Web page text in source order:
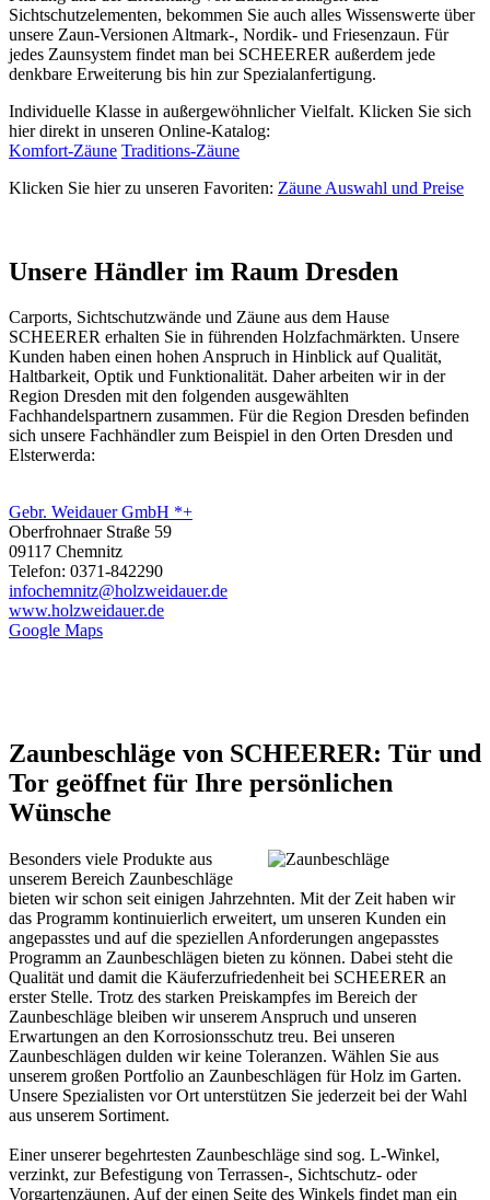
Sichtschutzelementen, bekommen Sie auch alles Wissenswerte über
unsere Zaun-Versionen Altmark-, Nordik- und Friesenzaun. Für
jedes Zaunsystem findet man bei SCHEERER außerdem jede
denkbare Erweiterung bis hin zur Spezialanfertigung.
Individuelle Klasse in außergewöhnlicher Vielfalt. Klicken Sie sich
hier direkt in unseren Online-Katalog:
Komfort-Zäune Traditions-Zäune
Klicken Sie hier zu unseren Favoriten: Zäune Auswahl und Preise
Unsere Händler im Raum Dresden
Carports, Sichtschutzwände und Zäune aus dem Hause
SCHEERER erhalten Sie in führenden Holzfachmärkten. Unsere
Kunden haben einen hohen Anspruch in Hinblick auf Qualität,
Haltbarkeit, Optik und Funktionalität. Daher arbeiten wir in der
Region Dresden mit den folgenden ausgewählten
Fachhandelspartnern zusammen. Für die Region Dresden befinden
sich unsere Fachhändler zum Beispiel in den Orten Dresden und
Elsterwerda:
Gebr. Weidauer GmbH *+
Oberfrohnaer Straße 59
09117 Chemnitz
Telefon: 0371-842290
infochemnitz@holzweidauer.de
www.holzweidauer.de
Google Maps
Zaunbeschläge von SCHEERER: Tür und
Tor geöffnet für Ihre persönlichen
Wünsche
Besonders viele Produkte aus
unserem Bereich Zaunbeschläge
bieten wir schon seit einigen Jahrzehnten. Mit der Zeit haben wir
das Programm kontinuierlich erweitert, um unseren Kunden ein
angepasstes und auf die speziellen Anforderungen angepasstes
Programm an Zaunbeschlägen bieten zu können. Dabei steht die
Qualität und damit die Käuferzufriedenheit bei SCHEERER an
erster Stelle. Trotz des starken Preiskampfes im Bereich der
Zaunbeschläge bleiben wir unserem Anspruch und unseren
Erwartungen an den Korrosionsschutz treu. Bei unseren
Zaunbeschlägen dulden wir keine Toleranzen. Wählen Sie aus
unserem großen Portfolio an Zaunbeschlägen für Holz im Garten.
Unsere Spezialisten vor Ort unterstützen Sie jederzeit bei der Wahl
aus unserem Sortiment.
Einer unserer begehrtesten Zaunbeschläge sind sog. L-Winkel,
verzinkt, zur Befestigung von Terrassen-, Sichtschutz- oder
Vorgartenzäunen. Auf der einen Seite des Winkels findet man ein